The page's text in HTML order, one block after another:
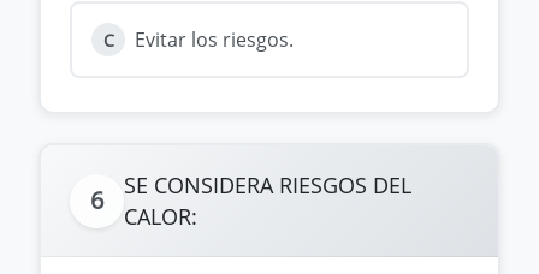
C Evitar los riesgos.
6
SE CONSIDERA RIESGOS DEL
CALOR: